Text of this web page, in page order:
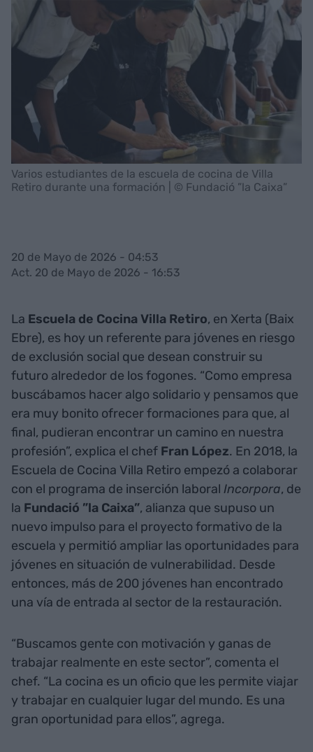
Varios estudiantes de la escuela de cocina de Villa
Retiro durante una formación | © Fundació ”la Caixa”
20 de Mayo de 2026 - 04:53
Act. 20 de Mayo de 2026 - 16:53
La Escuela de Cocina Villa Retiro, en Xerta (Baix
Ebre), es hoy un referente para jóvenes en riesgo
de exclusión social que desean construir su
futuro alrededor de los fogones. “Como empresa
buscábamos hacer algo solidario y pensamos que
era muy bonito ofrecer formaciones para que, al
final, pudieran encontrar un camino en nuestra
profesión”, explica el chef Fran López. En 2018, la
Escuela de Cocina Villa Retiro empezó a colaborar
con el programa de inserción laboral Incorpora, de
la Fundació ”la Caixa”, alianza que supuso un
nuevo impulso para el proyecto formativo de la
escuela y permitió ampliar las oportunidades para
jóvenes en situación de vulnerabilidad. Desde
entonces, más de 200 jóvenes han encontrado
una vía de entrada al sector de la restauración.
“Buscamos gente con motivación y ganas de
trabajar realmente en este sector”, comenta el
chef. “La cocina es un oficio que les permite viajar
y trabajar en cualquier lugar del mundo. Es una
gran oportunidad para ellos”, agrega.